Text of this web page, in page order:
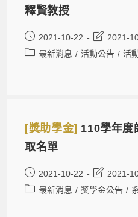
釋賢教授
2021-10-22
2021-
最新消息 / 活動公告 / 活
[獎助學金] 110學年度
取名單
2021-10-22
2021-
最新消息 / 獎學金公告 /